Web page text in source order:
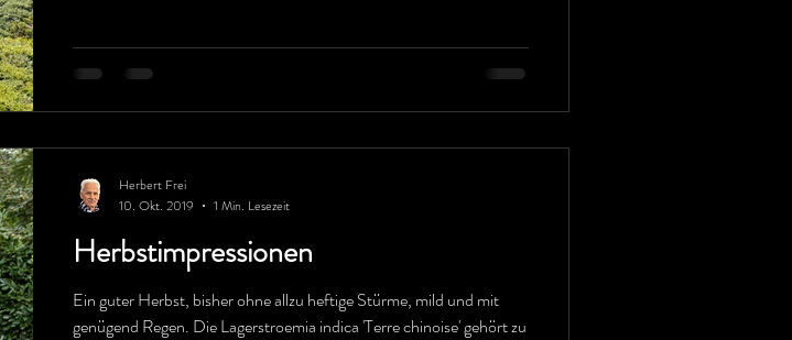
Herbstimpressionen
Ein guter Herbst, bisher ohne allzu heftige Stürme, mild und mit
genügend Regen. Die Lagerstroemia indica 'Terre chinoise' gehört zu
Herbert Frei
10. Okt. 2019
1 Min. Lesezeit